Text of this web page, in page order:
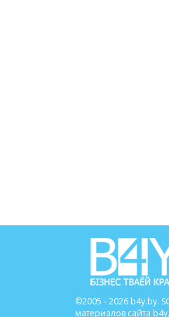
©2005 - 2026 b4y.by.
материалов сайта